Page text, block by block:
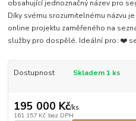
obsahující jednoznačný název pro
Díky svému srozumitelnému názvu
online projektu zaměřeného na
služby pro dospělé. Ideální pro: ❤️
Dostupnost Skladem 1 ks
195 000 Kč/ks
161 157 Kč bez DPH